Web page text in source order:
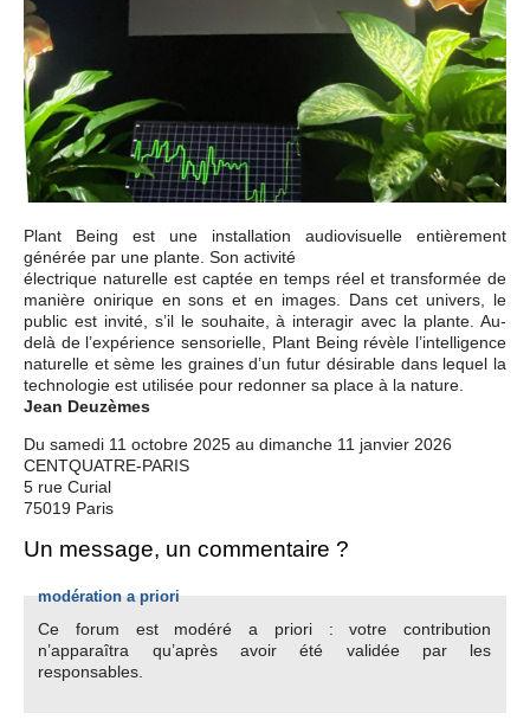
Plant Being est une installation audiovisuelle entièrement
générée par une plante. Son activité
électrique naturelle est captée en temps réel et transformée de
manière onirique en sons et en images. Dans cet univers, le
public est invité, s’il le souhaite, à interagir avec la plante. Au-
delà de l’expérience sensorielle, Plant Being révèle l’intelligence
naturelle et sème les graines d’un futur désirable dans lequel la
technologie est utilisée pour redonner sa place à la nature.
Jean Deuzèmes
Du samedi 11 octobre 2025 au dimanche 11 janvier 2026
CENTQUATRE-PARIS
5 rue Curial
75019 Paris
Un message, un commentaire ?
modération a priori
Ce forum est modéré a priori : votre contribution
n’apparaîtra qu’après avoir été validée par les
responsables.